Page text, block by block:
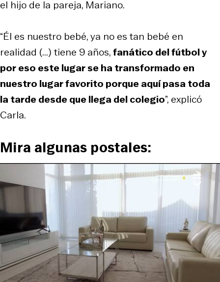
el hijo de la pareja, Mariano.
“Él es nuestro bebé, ya no es tan bebé en
realidad (...) tiene 9 años,fanático del fútbol y
por eso este lugar se ha transformado en
nuestro lugar favorito porque aquí pasa toda
la tarde desde que llega del colegio”, explicó
Carla.
Mira algunas postales: